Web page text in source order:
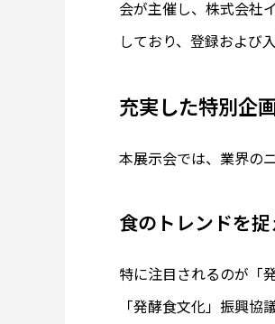
会が主催し、株式会社
しており、登録および
充実した特別企
本展示会では、業界の
食のトレンドを
特に注目されるのが「
「発酵食文化」振興